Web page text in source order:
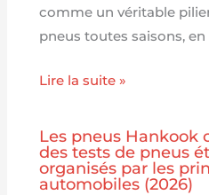
comme un véritable
pneus toutes saisons, en
Lire la suite »
Les pneus Hankook
des tests de pneus
organisés par les
automobiles (2026)